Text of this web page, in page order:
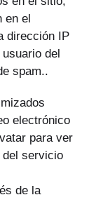
en el
dirección IP
del
spam..
electrónico
para ver
servicio
de la